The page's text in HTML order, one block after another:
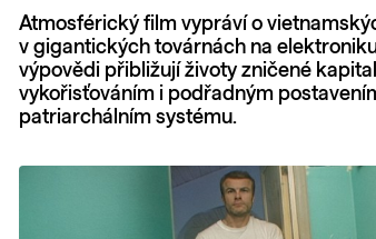
Atmosférický film vypráví o
v gigantických továrnách na
výpovědi přibližují životy zničené
vykořisťováním i podřadným
patriarchálním systému.